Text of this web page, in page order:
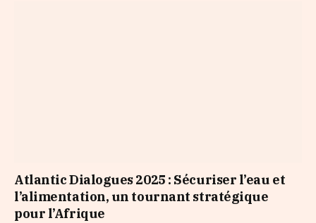
Atlantic Dialogues 2025 : Sécuriser l’eau et
l’alimentation, un tournant stratégique
pour l’Afrique